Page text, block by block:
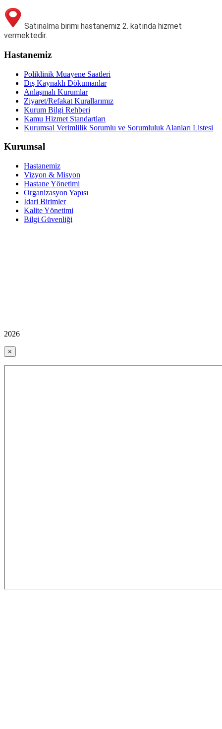
Satınalma birimi hastanemiz 2. katında hizmet
vermektedir.
Hastanemiz
Poliklinik Muayene Saatleri
Dış Kaynaklı Dökumanlar
Anlaşmalı Kurumlar
Ziyaret/Refakat Kurallarımız
Kurum Bilgi Rehberi
Kamu Hizmet Standartları
Kurumsal Verimlilik Sorumlu ve Sorumluluk Alanları Listesi
Kurumsal
Hastanemiz
Vizyon & Misyon
Hastane Yönetimi
Organizasyon Yapısı
İdari Birimler
Kalite Yönetimi
Bilgi Güvenliği
2026
×